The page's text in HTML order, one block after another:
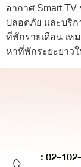
อากาศ Smart
ปลอดภัย และบริก
ที่พักรายเดือน เห
หาที่พักระยะยาว
: 02-102-